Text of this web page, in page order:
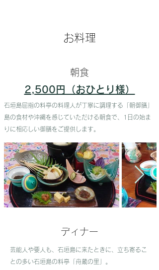
お​料理
​朝食
2,500円（おひとり様）
石垣島屈指の料亭の料理人が丁寧に調理する「朝御膳」
​島の食材や沖縄を感じていただける朝食で、1日の始ま
りに相応しい御膳をご提供します。
​ディナー
芸能人や要人も、石垣島に来たときに、立ち寄るこ
との多い石垣島の料亭「舟蔵の里」。